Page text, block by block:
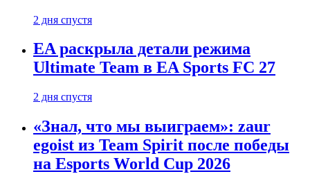
2 дня спустя
EA раскрыла детали режима
Ultimate Team в EA Sports FC 27
2 дня спустя
«Знал, что мы выиграем»: zaur
egoist из Team Spirit после победы
на Esports World Cup 2026